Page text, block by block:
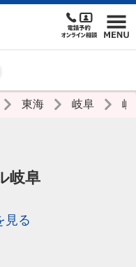
東海 岐阜 岐
岐阜
見る